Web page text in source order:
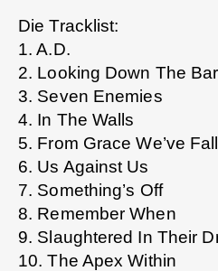
Die Tracklist:
1. A.D.
2. Looking Down The
3. Seven Enemies
4. In The Walls
5. From Grace We’ve
6. Us Against Us
7. Something’s Off
8. Remember When
9. Slaughtered In Their
10. The Apex Within